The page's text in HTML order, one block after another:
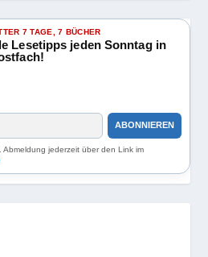
7 TAGE, 7 BÜCHER
Lesetipps jeden Sonntag in
ABONNIEREN
jederzeit über den Link im